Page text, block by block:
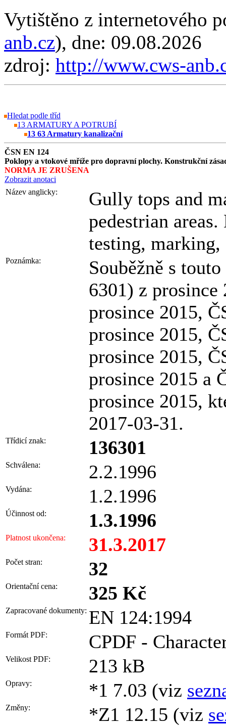
Vytištěno z internetového
anb.cz), dne: 09.08.2026
zdroj: http://www.cws-
Hledat podle tříd
13 ARMATURY A POTRUBÍ
13 63 Armatury kanalizační
ČSN EN 124
Poklopy a vtokové mříže pro dopravní plochy. Konstrukční
NORMA JE ZRUŠENA
Zobrazit anotaci
Název anglicky:
Gully tops and
pedestrian
testing,
Poznámka:
Souběžně s
6301) z
prosince 2015,
prosince 2015,
prosince 2015,
prosince 2015 a
prosince 2015,
2017-03-31.
Třídicí znak: 136301
Schválena: 2.2.1996
Vydána: 1.2.1996
Účinnost od: 1.3.1996
Platnost ukončena: 31.3.2017
Počet stran: 32
Orientační cena: 325 Kč
Zapracované dokumenty: EN 124:1994
Formát PDF: CPDF -
Velikost PDF: 213 kB
Opravy: *1 7.03 (viz
Změny: *Z1 12.15 (viz